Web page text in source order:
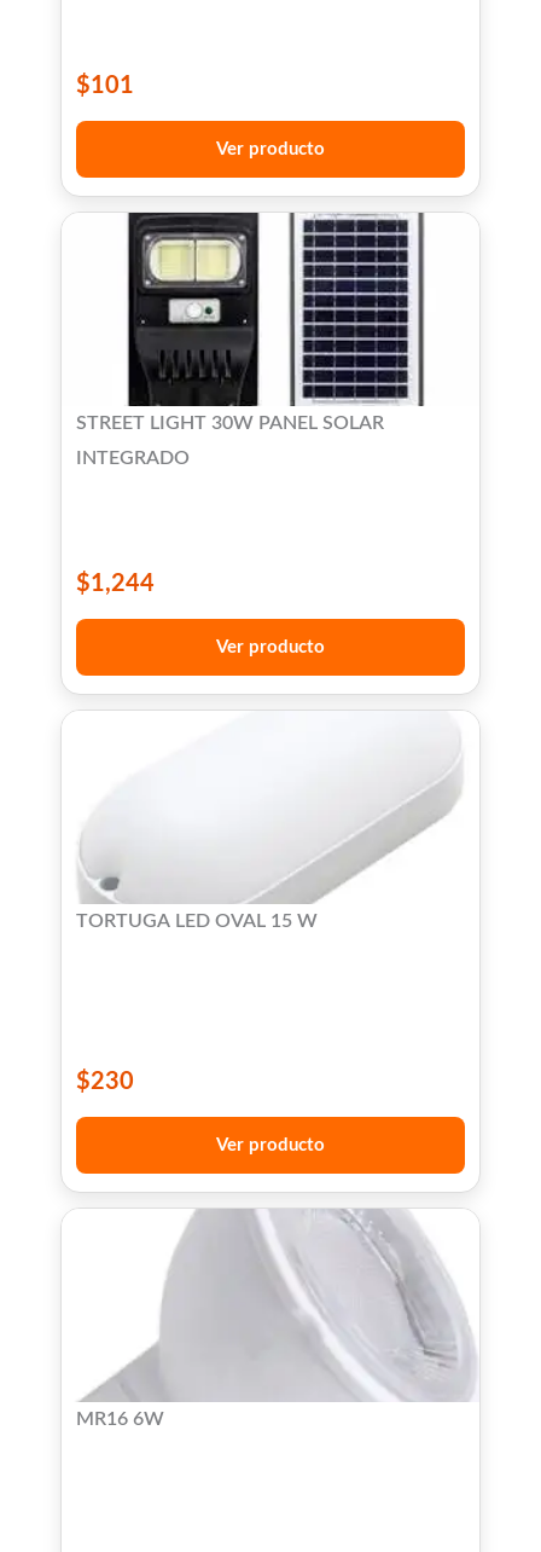
$101
Ver producto
STREET LIGHT 30W PANEL SOLAR
INTEGRADO
$1,244
Ver producto
TORTUGA LED OVAL 15 W
$230
Ver producto
MR16 6W